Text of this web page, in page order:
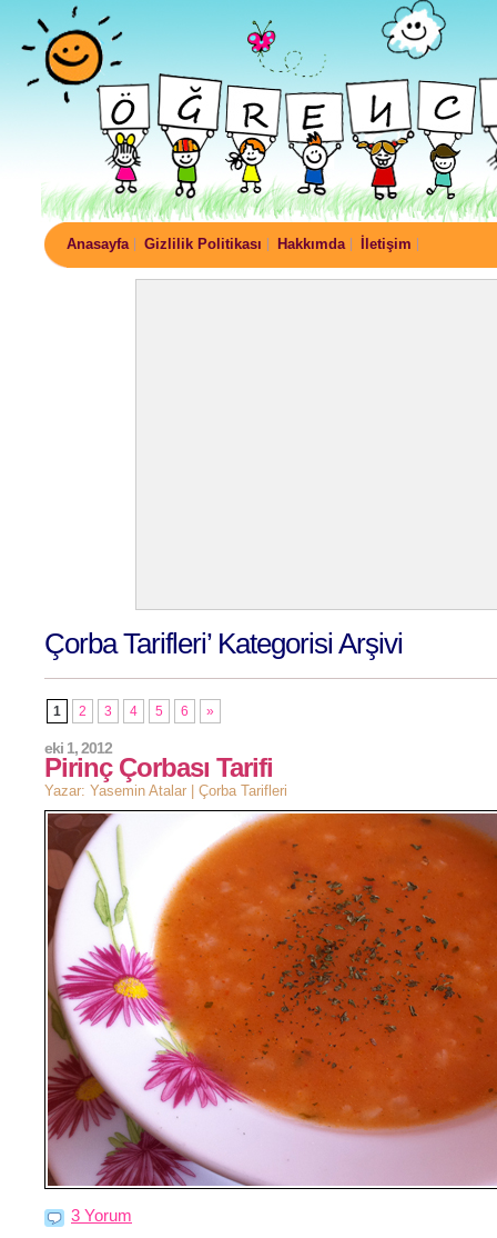
Anasayfa Gizlilik Politikası Hakkımda İletişim
Çorba Tarifleri’ Kategorisi Arşivi
1 2 3 4 5 6 »
Pirinç Çorbası Tarifi
eki 1, 2012
Yazar: Yasemin Atalar | Çorba Tarifleri
3 Yorum